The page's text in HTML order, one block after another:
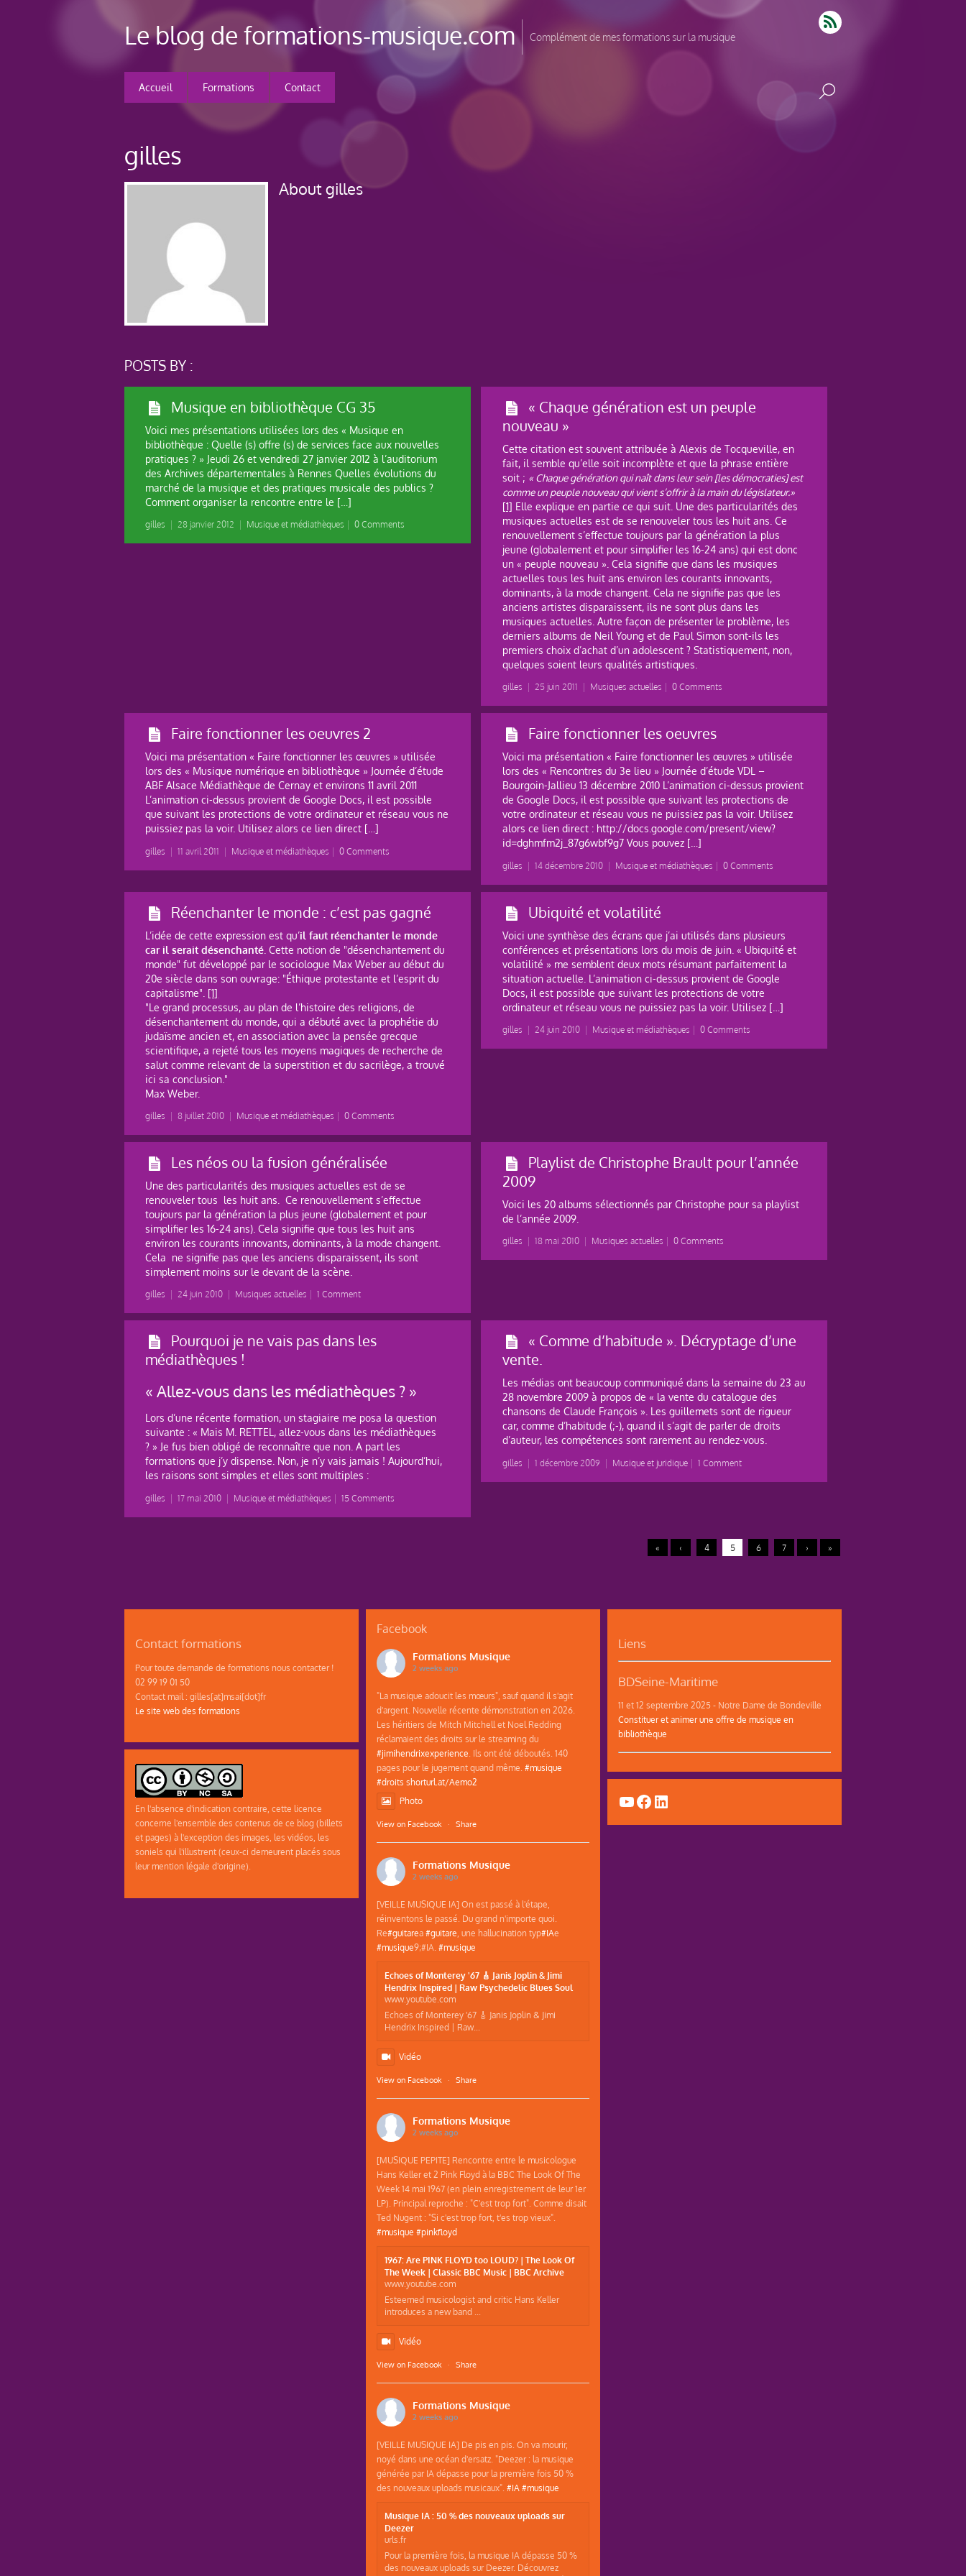
Le blog de formations-musique.com Complément de mes formations sur la musique
Accueil Formations Contact
gilles
Aboutgilles
POSTS BY :
Musique en bibliothèque CG 35
Voici mes présentations utilisées lors des « Musique en
bibliothèque : Quelle (s) offre (s) de services face aux nouvelles
pratiques ? » Jeudi 26 et vendredi 27 janvier 2012 à l’auditorium
des Archives départementales à Rennes Quelles évolutions du
marché de la musique et des pratiques musicale des publics ?
Comment organiser la rencontre entre le […]
gilles 28 janvier 2012 Musique et médiathèques 0 Comments
« Chaque génération est un peuple
nouveau »
Cette citation est souvent attribuée à Alexis de Tocqueville, en
fait, il semble qu’elle soit incomplète et que la phrase entière
soit ; « Chaque génération qui naît dans leur sein [les démocraties] est
comme un peuple nouveau qui vient s’offrir à la main du législateur.»
[1] Elle explique en partie ce qui suit. Une des particularités des
musiques actuelles est de se renouveler tous les huit ans. Ce
renouvellement s’effectue toujours par la génération la plus
jeune (globalement et pour simplifier les 16-24 ans) qui est donc
un « peuple nouveau ». Cela signifie que dans les musiques
actuelles tous les huit ans environ les courants innovants,
dominants, à la mode changent. Cela ne signifie pas que les
anciens artistes disparaissent, ils ne sont plus dans les
musiques actuelles. Autre façon de présenter le problème, les
derniers albums de Neil Young et de Paul Simon sont-ils les
premiers choix d’achat d’un adolescent ? Statistiquement, non,
quelques soient leurs qualités artistiques.
gilles 25 juin 2011 Musiques actuelles 0 Comments
Faire fonctionner les oeuvres 2
Voici ma présentation « Faire fonctionner les œuvres » utilisée
lors des « Musique numérique en bibliothèque » Journée d’étude
ABF Alsace Médiathèque de Cernay et environs 11 avril 2011
L’animation ci-dessus provient de Google Docs, il est possible
que suivant les protections de votre ordinateur et réseau vous ne
puissiez pas la voir. Utilisez alors ce lien direct […]
gilles | 11 avril 2011 | Musique et médiathèques | 0 Comments
Faire fonctionner les oeuvres
Voici ma présentation « Faire fonctionner les œuvres » utilisée
lors des « Rencontres du 3e lieu » Journée d’étude VDL –
Bourgoin-Jallieu 13 décembre 2010 L’animation ci-dessus provient
de Google Docs, il est possible que suivant les protections de
votre ordinateur et réseau vous ne puissiez pas la voir. Utilisez
alors ce lien direct : http://docs.google.com/present/view?
id=dghmfm2j_87g6wbf9g7 Vous pouvez […]
gilles | 14 décembre 2010 | Musique et médiathèques | 0 Comments
Réenchanter le monde : c’est pas gagné
L’idée de cette expression est qu’il faut réenchanter le monde
car il serait désenchanté . Cette notion de "désenchantement du
monde" fut développé par le sociologue Max Weber au début du
20e siècle dans son ouvrage: "Éthique protestante et l’esprit du
capitalisme". [1]
"Le grand processus, au plan de l’histoire des religions, de
désenchantement du monde, qui a débuté avec la prophétie du
judaïsme ancien et, en association avec la pensée grecque
scientifique, a rejeté tous les moyens magiques de recherche de
salut comme relevant de la superstition et du sacrilège, a trouvé
ici sa conclusion."
Max Weber.
gilles 8 juillet 2010 Musique et médiathèques 0 Comments
Ubiquité et volatilité
Voici une synthèse des écrans que j’ai utilisés dans plusieurs
conférences et présentations lors du mois de juin. « Ubiquité et
volatilité » me semblent deux mots résumant parfaitement la
situation actuelle. L’animation ci-dessus provient de Google
Docs, il est possible que suivant les protections de votre
ordinateur et réseau vous ne puissiez pas la voir. Utilisez […]
gilles 24 juin 2010 Musique et médiathèques 0 Comments
Les néos ou la fusion généralisée
Une des particularités des musiques actuelles est de se
renouveler tous les huit ans. Ce renouvellement s’effectue
toujours par la génération la plus jeune (globalement et pour
simplifier les 16-24 ans). Cela signifie que tous les huit ans
environ les courants innovants, dominants, à la mode changent.
Cela ne signifie pas que les anciens disparaissent, ils sont
simplement moins sur le devant de la scène.
gilles 24 juin 2010 Musiques actuelles 1 Comment
Playlist de Christophe Brault pour l’année
2009
Voici les 20 albums sélectionnés par Christophe pour sa playlist
de l’année 2009.
gilles 18 mai 2010 Musiques actuelles 0 Comments
Pourquoi je ne vais pas dans les
médiathèques !
« Allez-vous dans les médiathèques ? »
Lors d’une récente formation, un stagiaire me posa la question
suivante : « Mais M. RETTEL, allez-vous dans les médiathèques
? » Je fus bien obligé de reconnaître que non. A part les
formations que j’y dispense. Non, je n’y vais jamais ! Aujourd’hui,
les raisons sont simples et elles sont multiples :
gilles | 17 mai 2010 | Musique et médiathèques | 15 Comments
« Comme d’habitude ». Décryptage d’une
vente.
Les médias ont beaucoup communiqué dans la semaine du 23 au
28 novembre 2009 à propos de « la vente du catalogue des
chansons de Claude François ». Les guillemets sont de rigueur
car, comme d’habitude (;-), quand il s’agit de parler de droits
d’auteur, les compétences sont rarement au rendez-vous.
gilles | 1 décembre 2009 | Musique et juridique | 1 Comment
« ‹ 4 5 6 7 › »
Contact formations
Pour toute demande de formations nous contacter !
02 99 19 01 50
Contact mail : gilles[at]msai[dot]fr
Le site web des formations
En l'absence d'indication contraire, cette licence
concerne l'ensemble des contenus de ce blog (billets
et pages) à l'exception des images, les vidéos, les
soniels qui l'illustrent (ceux-ci demeurent placés sous
leur mention légale d'origine).
Facebook
Formations Musique
2 weeks ago
"La musique adoucit les mœurs", sauf quand il s'agit
d'argent. Nouvelle récente démonstration en 2026.
Les héritiers de Mitch Mitchell et Noel Redding
réclamaient des droits sur le streaming du
#jimihendrixexperience . Ils ont été déboutés. 140
pages pour le jugement quand même. #musique
#droits shorturl.at/Aemo2
Photo
View on Facebook · Share
Formations Musique
2 weeks ago
[VEILLE MUSIQUE IA] On est passé à l'étape,
réinventons le passé. Du grand n'importe quoi.
Re#guitarea#guitare , une hallucination typ#IAe
#musique9;#IA. #musique
Echoes of Monterey '67 🎸 Janis Joplin & Jimi
Hendrix Inspired | Raw Psychedelic Blues Soul
www.youtube.com
Echoes of Monterey '67 🎸 Janis Joplin & Jimi
Hendrix Inspired | Raw...
Vidéo
View on Facebook · Share
Formations Musique
2 weeks ago
[MUSIQUE PEPITE] Rencontre entre le musicologue
Hans Keller et 2 Pink Floyd à la BBC The Look Of The
Week 14 mai 1967 (en plein enregistrement de leur 1er
LP). Principal reproche : "C'est trop fort". Comme disait
Ted Nugent : "Si c'est trop fort, t'es trop vieux".
#musique #pinkfloyd
1967: Are PINK FLOYD too LOUD? | The Look Of
The Week | Classic BBC Music | BBC Archive
www.youtube.com
Esteemed musicologist and critic Hans Keller
introduces a new band ...
Vidéo
View on Facebook · Share
Formations Musique
2 weeks ago
[VEILLE MUSIQUE IA] De pis en pis. On va mourir,
noyé dans une océan d'ersatz. "Deezer : la musique
générée par IA dépasse pour la première fois 50 %
des nouveaux uploads musicaux". #IA #musique
Musique IA : 50 % des nouveaux uploads sur
Deezer
urls.fr
Pour la première fois, la musique IA dépasse 50 %
des nouveaux uploads sur Deezer. Découvrez
Liens
BDSeine-Maritime
11 et 12 septembre 2025 - Notre Dame de Bondeville
Constituer et animer une offre de musique en
bibliothèque
YouTube
Facebook
LinkedIn